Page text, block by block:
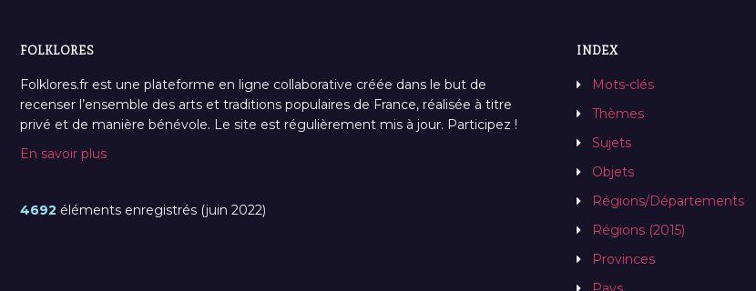
FOLKLORES
Folklores.fr est une plateforme en ligne collaborative créée dans le but de
recenser l’ensemble des arts et traditions populaires de France, réalisée à titre
privé et de manière bénévole. Le site est régulièrement mis à jour. Participez !
En savoir plus
4692 éléments enregistrés (juin 2022)
INDEX
Mots-clés
Thèmes
Sujets
Objets
Régions/Départements
Régions (2015)
Provinces